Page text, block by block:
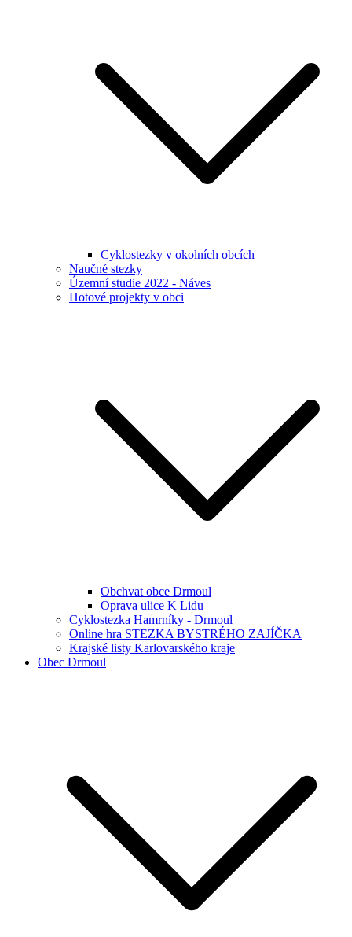
Cyklostezky v okolních obcích
Naučné stezky
Územní studie 2022 - Náves
Hotové projekty v obci
Obchvat obce Drmoul
Oprava ulice K Lidu
Cyklostezka Hamrníky - Drmoul
Online hra STEZKA BYSTRÉHO ZAJÍČKA
Krajské listy Karlovarského kraje
Obec Drmoul